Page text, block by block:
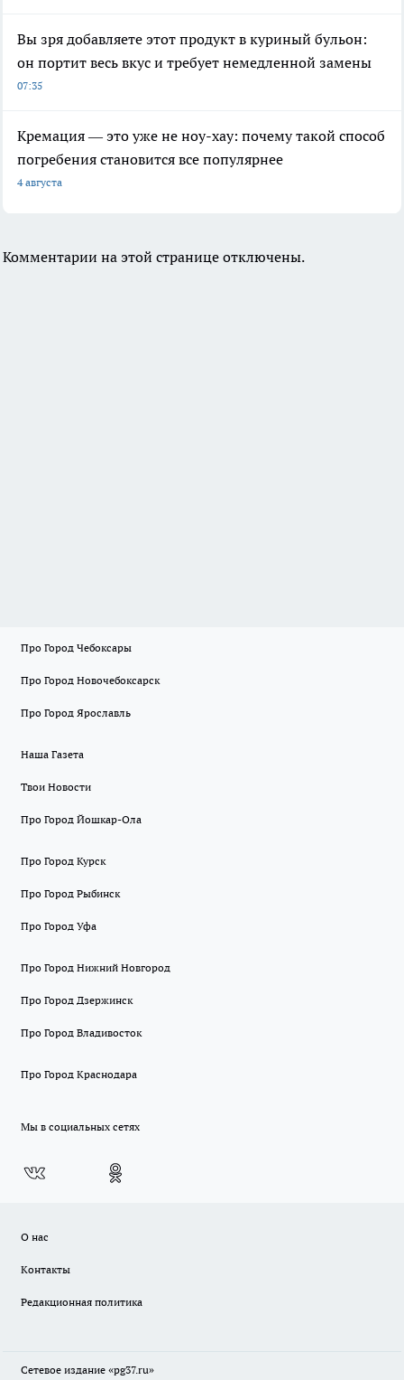
Вы зря добавляете этот продукт в куриный бульон:
он портит весь вкус и требует немедленной замены
07:35
Кремация — это уже не ноу-хау: почему такой способ
погребения становится все популярнее
4 августа
Комментарии на этой странице отключены.
Про Город Чебоксары
Про Город Новочебоксарск
Про Город Ярославль
Наша Газета
Твои Новости
Про Город Йошкар-Ола
Про Город Курск
Про Город Рыбинск
Про Город Уфа
Про Город Нижний Новгород
Про Город Дзержинск
Про Город Владивосток
Про Город Краснодара
Мы в социальных сетях
О нас
Контакты
Редакционная политика
Сетевое издание «pg37.ru»